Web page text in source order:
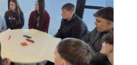
também
as primeiras
Espaço Cooperar
da Sicredi